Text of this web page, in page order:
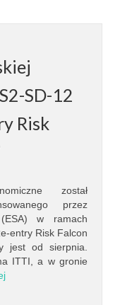
SD-12
Risk
został
przez
w ramach
entry Risk Falcon
jest od sierpnia.
ITTI, a w gronie